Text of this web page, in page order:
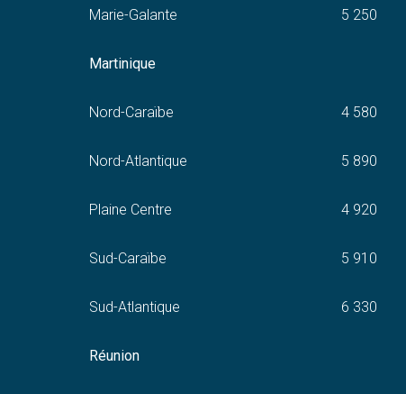
Marie-Galante 5 250
Martinique
Nord-Caraïbe 4 580
Nord-Atlantique 5 890
Plaine Centre 4 920
Sud-Caraïbe 5 910
Sud-Atlantique 6 330
Réunion